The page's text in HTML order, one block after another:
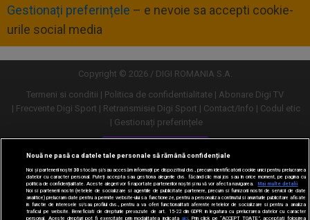
Gestionați preferințele – e nevoie sa accepti cookie-
urile social media
Copyright © 2026 / DIGI ROMANIA S.A.
Termeni si conditii
Politica de confidentialitate
Abonare Digi TV
Frecvente Digi Sport
Retransmisie Digi Sport Contact/Info
Codul etic
Gestionați preferințele
Versiune desktop
Nouă ne pasă ca datele tale personale să rămână confidențiale
Noi și partenerii noștri30stocăm și/sau accesăm informații pe dispozitivul dvs., precum identificatorii cookie unici pentru prelucrarea
datelor cu caracter personal. Puteți accepta sau gestiona alegerile dvs. făcând clic mai jos sau în orice moment, pe pagina cu
politica de confidențialitate. Aceste alegeri vor fi raportate partenerilor noștri și nu vă vor afecta navigarea.
Mai multe detalii
Noi si partenerii nostri (retelele de socializare si agentiile de publicitate partenere, precum si furnizorii nostri de servicii de date
analitice) prelucram date pentru a permite website-ului sa functioneze, pentru a personaliza continutul si anunturile publicitare afisate
in functie de interesele si/sau profilul dvs., pentru a va oferi functionalitati aferente retelelor de socializare si pentru a analiza
traficul pe website. Beneficiati de drepturile prevazute de art. 15-22 din GDPR in legatura cu prelucrarea datelor cu caracter
personal. Aceste drepturi pot fi exercitate prin modalitatea indicata aici. Prin click pe “ACCEPT TOATE”, acceptati folosirea